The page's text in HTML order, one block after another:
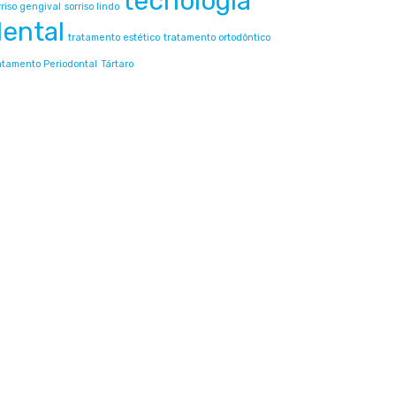
gengival sorriso lindo
tratamento estético tratamento ortodôntico
Periodontal Tártaro